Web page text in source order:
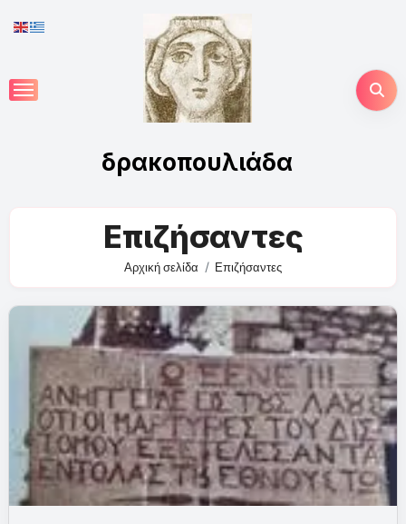
to
δρακοπουλιάδα
Επιζήσαντες
Αρχική σελίδα Επιζήσαντες